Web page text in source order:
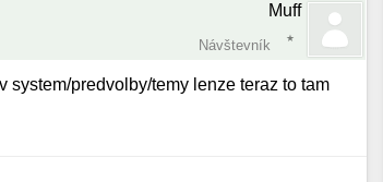
Muff
Návštevník
system/predvolby/temy lenze teraz to tam